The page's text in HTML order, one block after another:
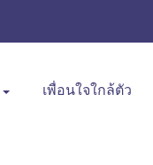
เพื่อนใจใกล้ตัว